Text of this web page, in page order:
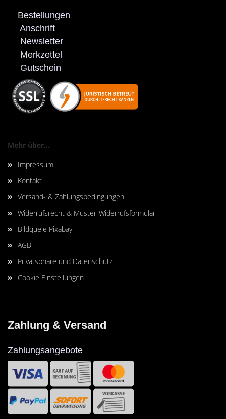
Bestellungen
Anschrift
Newsletter
Merkzettel
Gutschein
Mehr über...
Impressum
Kontakt
Versand- & Zahlungsbedingungen
Widerrufsrecht & Muster-Widerrufsformular
Bildquele Pixabay
AGB
Privatsphäre und Datenschutz
Cookie Einstellungen
Zahlung & Versand
Zahlungsangebote